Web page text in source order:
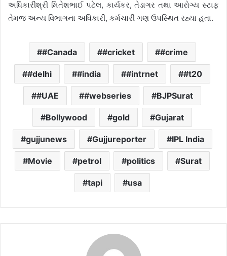
અધિકારીશ્રી મિતેશભાઈ પટેલ, કાર્યકર, તેડાગર તથા આરોગ્ય સ્ટાફ
તેમજ અન્ય વિભાગના અધિકારી, કર્મચારી ગણ ઉપસ્થિત રહ્યા હતા.
#Canada #cricket #crime
#delhi #india #intrnet #t20
#UAE #webseries BJPSurat
Bollywood gold Gujarat
gujjunews Gujjureporter IPL India
Movie petrol politics Surat
tapi usa